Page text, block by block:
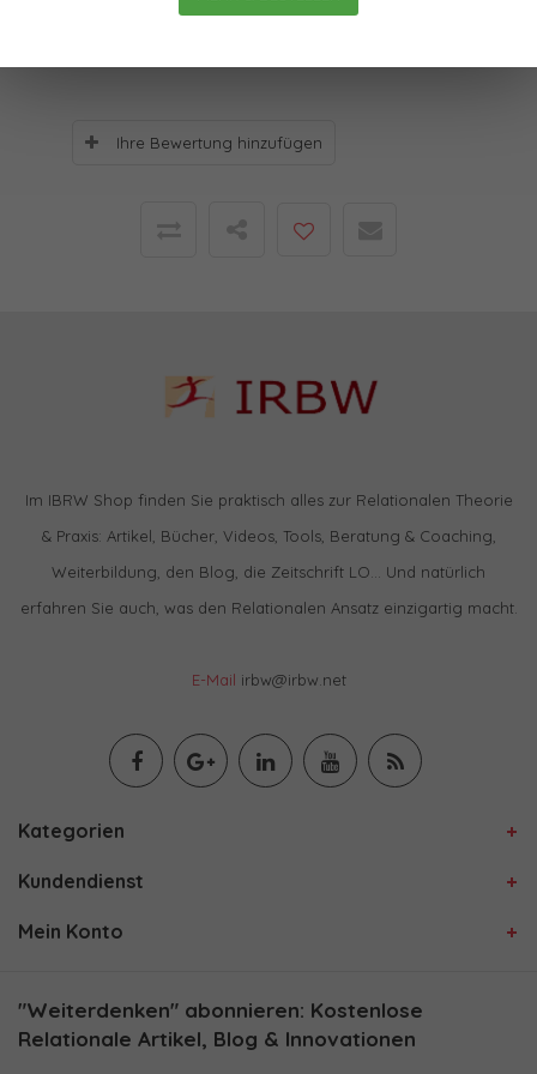
0Sterne, basierend auf
Ihre Bewertung hinzufügen
Im IBRW Shop finden Sie praktisch alles zur Relationalen Theorie
& Praxis: Artikel, Bücher, Videos, Tools, Beratung & Coaching,
Weiterbildung, den Blog, die Zeitschrift LO… Und natürlich
erfahren Sie auch, was den Relationalen Ansatz einzigartig macht.
E-Mail irbw@irbw.net
Kategorien
Kundendienst
Mein Konto
"Weiterdenken" abonnieren: Kostenlose
Relationale Artikel, Blog & Innovationen